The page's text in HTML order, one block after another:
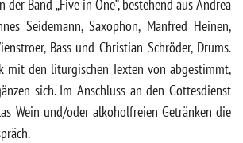
Band „Five in One“, bestehend aus Andrea
Seidemann, Saxophon, Manfred Heinen,
Bass und Christian Schröder, Drums.
mit den liturgischen Texten von abgestimmt,
sich. Im Anschluss an den Gottesdienst
Wein und/oder alkoholfreien Getränken die